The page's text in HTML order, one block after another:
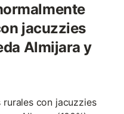
jacuzzies
Almijara y
con jacuzzies